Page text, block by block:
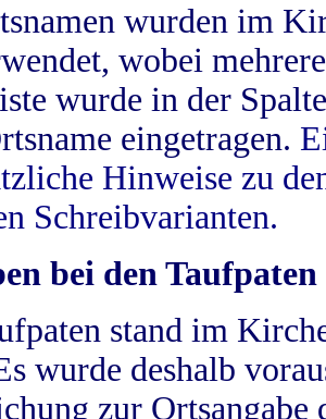
wurden im
wobei
wurde in der
eingetragen.
Hinweise zu
Schreibvarianten.
bei den Taufpaten
stand im
wurde deshalb
zur